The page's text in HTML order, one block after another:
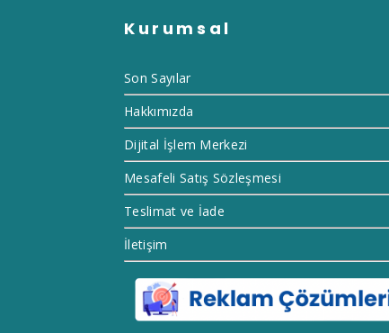
Kurumsal
Son Sayılar
Hakkımızda
Dijital İşlem Merkezi
Mesafeli Satış Sözleşmesi
Teslimat ve İade
İletişim